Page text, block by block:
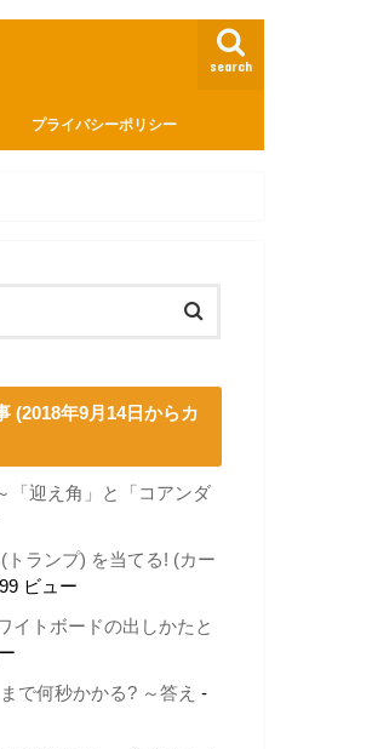
search
プライバシーポリシー
(2018年9月14日からカ
「迎え角」と「コアンダ
ランプ) を当てる! (カー
ビュー
イトボードの出しかたと
で何秒かかる? ～答え -